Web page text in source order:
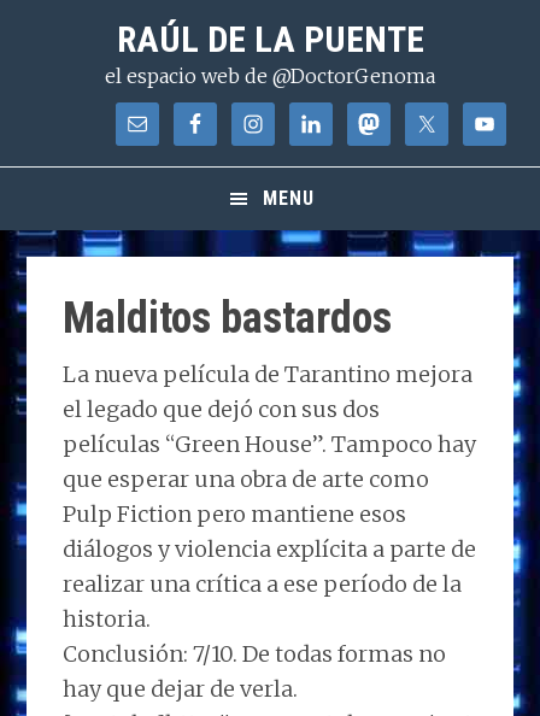
contenido
RAÚL DE LA PUENTE
el espacio web de @DoctorGenoma
MENU
Malditos bastardos
La nueva película de Tarantino mejora
el legado que dejó con sus dos
películas “Green House”. Tampoco hay
que esperar una obra de arte como
Pulp Fiction pero mantiene esos
diálogos y violencia explícita a parte de
realizar una crítica a ese período de la
historia.
Conclusión: 7/10. De todas formas no
hay que dejar de verla.